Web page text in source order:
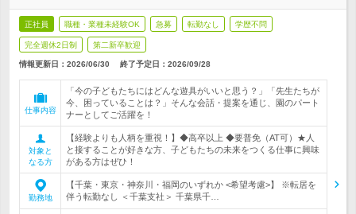
正社員 職種・業種未経験OK 急募 転勤なし 学歴不問
完全週休2日制 第二新卒歓迎
情報更新日：2026/06/30 終了予定日： 2026/09/28
仕事内容
「今の子どもたちにはどんな遊具がいいと思う？」「先生たちが
今、困っていることは？」そんな会話・提案を通じ、園のパート
ナーとしてご活躍を！
対象と
なる方
【経験よりも人柄を重視！】◆高卒以上 ◆要普免（AT可）★人
と接することが好きな方、子どもたちの未来をつくる仕事に興味
がある方はぜひ！
勤務地
【千葉・東京・神奈川・福岡のいずれか <希望考慮>】 ※転居を
伴う転勤なし ＜千葉支社＞ 千葉県千…